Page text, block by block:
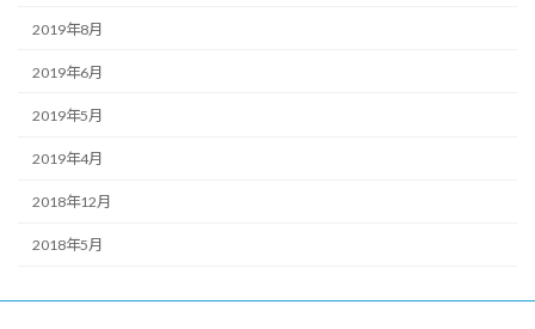
2019年8月
2019年6月
2019年5月
2019年4月
2018年12月
2018年5月